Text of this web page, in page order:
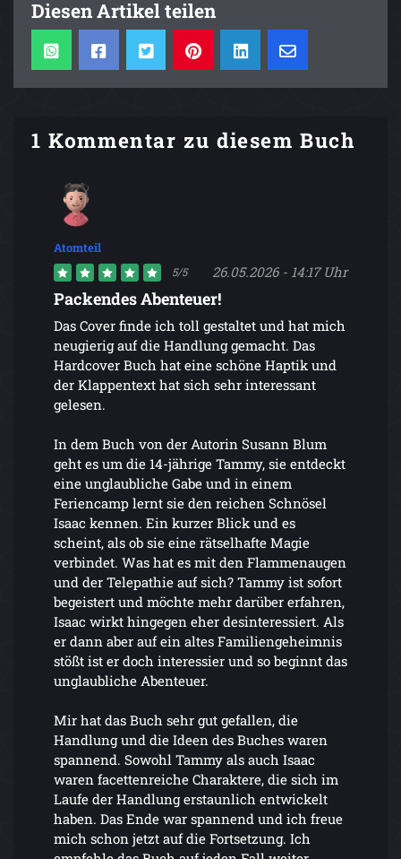
Diesen Artikel teilen
1 Kommentar zu diesem Buch
Atomteil
5/5 26.05.2026 - 14:17 Uhr
Packendes Abenteuer!
Das Cover finde ich toll gestaltet und hat mich
neugierig auf die Handlung gemacht. Das
Hardcover Buch hat eine schöne Haptik und
der Klappentext hat sich sehr interessant
gelesen.
In dem Buch von der Autorin Susann Blum
geht es um die 14-jährige Tammy, sie entdeckt
eine unglaubliche Gabe und in einem
Feriencamp lernt sie den reichen Schnösel
Isaac kennen. Ein kurzer Blick und es
scheint, als ob sie eine rätselhafte Magie
verbindet. Was hat es mit den Flammenaugen
und der Telepathie auf sich? Tammy ist sofort
begeistert und möchte mehr darüber erfahren,
Isaac wirkt hingegen eher desinteressiert. Als
er dann aber auf ein altes Familiengeheimnis
stößt ist er doch interessier und so beginnt das
unglaubliche Abenteuer.
Mir hat das Buch sehr gut gefallen, die
Handlung und die Ideen des Buches waren
spannend. Sowohl Tammy als auch Isaac
waren facettenreiche Charaktere, die sich im
Laufe der Handlung erstaunlich entwickelt
haben. Das Ende war spannend und ich freue
mich schon jetzt auf die Fortsetzung. Ich